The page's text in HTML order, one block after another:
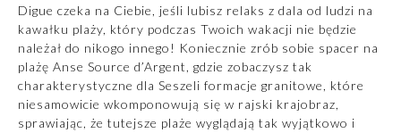
Digue czeka na Ciebie, jeśli lubisz relaks z dala od ludzi na
kawałku plaży, który podczas Twoich wakacji nie będzie
należał do nikogo innego! Koniecznie zrób sobie spacer na
plażę Anse Source d’Argent, gdzie zobaczysz tak
charakterystyczne dla Seszeli formacje granitowe, które
niesamowicie wkomponowują się w rajski krajobraz,
sprawiając, że tutejsze plaże wyglądają tak wyjątkowo i